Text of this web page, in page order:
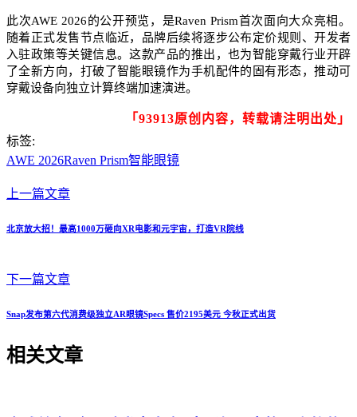
此次AWE 2026的公开预览，是Raven Prism首次面向大众亮相。
随着正式发售节点临近，品牌后续将逐步公布定价规则、开发者
入驻政策等关键信息。这款产品的推出，也为智能穿戴行业开辟
了全新方向，打破了智能眼镜作为手机配件的固有形态，推动可
穿戴设备向独立计算终端加速演进。
「93913原创内容，转载请注明出处」
标签:
AWE 2026Raven Prism智能眼镜
上一篇文章
北京放大招！最高1000万砸向XR电影和元宇宙，打造VR院线
下一篇文章
Snap发布第六代消费级独立AR眼镜Specs 售价2195美元 今秋正式出货
相关文章